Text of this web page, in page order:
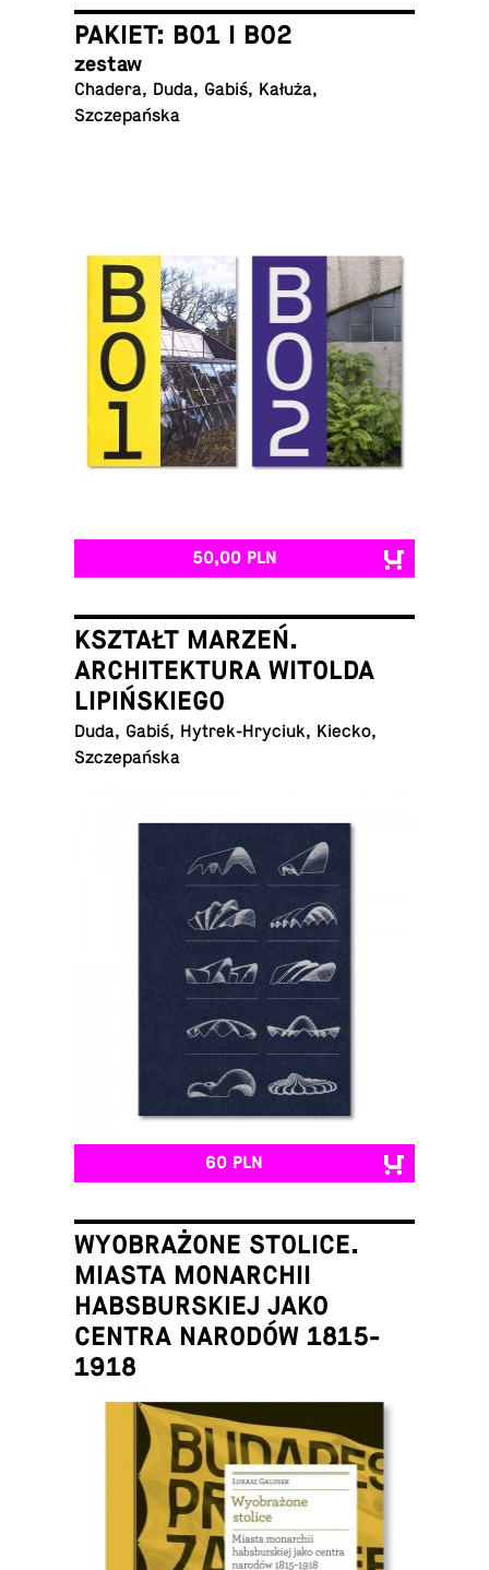
PAKIET: B01 I B02
zestaw
Chadera, Duda, Gabiś, Kałuża,
Szczepańska
50,00 PLN
KSZTAŁT MARZEŃ.
ARCHITEKTURA WITOLDA
LIPIŃSKIEGO
Duda, Gabiś, Hy­trek-Hry­ciuk, Kiecko,
Szczepańska
60 PLN
WYOBRAŻONE STOLICE.
MIASTA MONARCHII
HABSBURSKIEJ JAKO
CENTRA NARODÓW 1815-
1918
Łukasz Galusek